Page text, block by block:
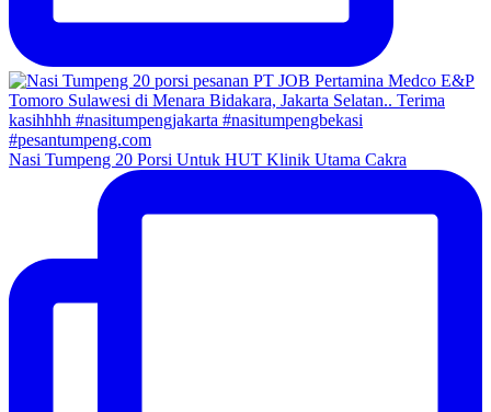
Nasi Tumpeng 20 Porsi Untuk HUT Klinik Utama Cakra